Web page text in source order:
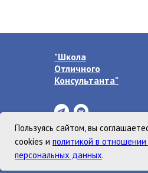
Пользуясь сайтом, вы
cookies и политикой в
персональных данных.
"Школа
Отличного
Консультанта"
© 2021- 2026